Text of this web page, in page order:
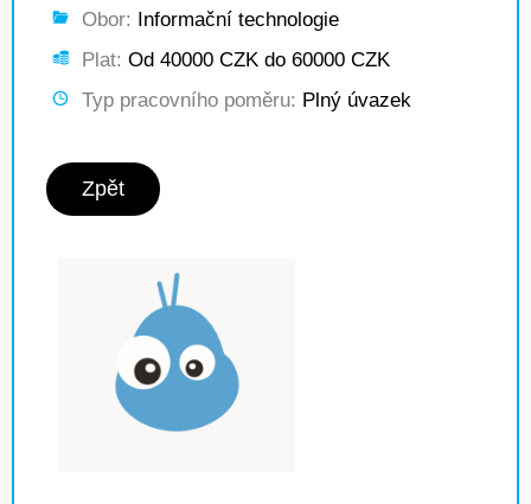
Obor: Informační technologie
Plat: Od 40000 CZK do 60000 CZK
Typ pracovního poměru: Plný úvazek
Zpět